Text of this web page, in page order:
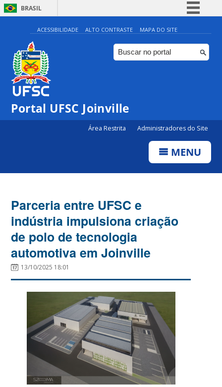
BRASIL
Simplifique!
Comunica BR
Participe
ACESSIBILIDADE ALTO CONTRASTE MAPA DO SITE
Portal UFSC Joinville
Área Restrita Administradores do Site
MENU
Parceria entre UFSC e
indústria impulsiona criação
de polo de tecnologia
automotiva em Joinville
13/10/2025 18:01